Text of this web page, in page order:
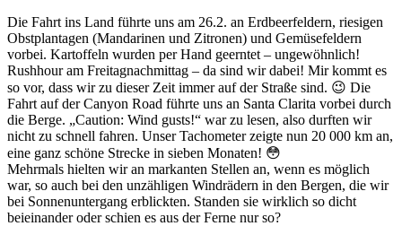
Die Fahrt ins Land führte uns am 26.2. an Erdbeerfeldern, riesigen
Obstplantagen (Mandarinen und Zitronen) und Gemüsefeldern
vorbei. Kartoffeln wurden per Hand geerntet – ungewöhnlich!
Rushhour am Freitagnachmittag – da sind wir dabei! Mir kommt es
so vor, dass wir zu dieser Zeit immer auf der Straße sind. 😉 Die
Fahrt auf der Canyon Road führte uns an Santa Clarita vorbei durch
die Berge. „Caution: Wind gusts!“ war zu lesen, also durften wir
nicht zu schnell fahren. Unser Tachometer zeigte nun 20 000 km an,
eine ganz schöne Strecke in sieben Monaten! 😳
Mehrmals hielten wir an markanten Stellen an, wenn es möglich
war, so auch bei den unzähligen Windrädern in den Bergen, die wir
bei Sonnenuntergang erblickten. Standen sie wirklich so dicht
beieinander oder schien es aus der Ferne nur so?